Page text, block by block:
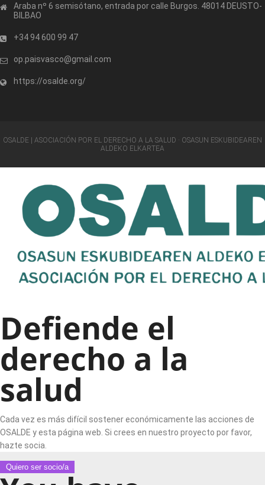
Araba nº 6 semisótano, entrada por calle Burgos. 48014 DEUSTO-
BILBAO
+34 94 600 99 47
op.paisvasco@gmail.com
https://osalde.org/
OSALDE | ASOCIACIÓN POR EL DERECHO A LA SALUD · OSASUN ESKUBIDEAREN
ALDEKO ELKARTEA
Defiende el
derecho a la
salud
Cada vez es más difícil sostener económicamente las acciones de
OSALDE y esta página web. Si crees en nuestro proyecto por favor,
hazte socia.
Quiero ser socio/a